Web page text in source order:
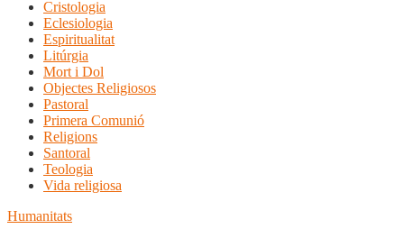
Cristologia
Eclesiologia
Espiritualitat
Litúrgia
Mort i Dol
Objectes Religiosos
Pastoral
Primera Comunió
Religions
Santoral
Teologia
Vida religiosa
Humanitats